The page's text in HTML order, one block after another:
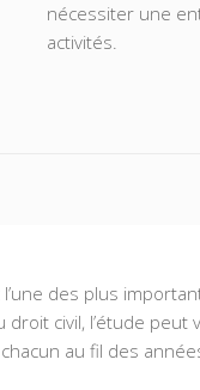
nécessiter une
activités.
l’une des plus
civil, l’étude
au fil des